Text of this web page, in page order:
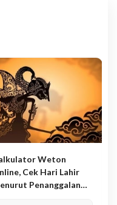
Weton
Cek Hari Lahir
Penanggalan